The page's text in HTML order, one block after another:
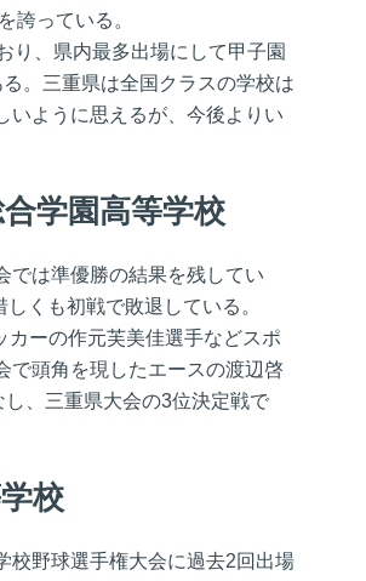
誇っている。
り、県内最多出場にして甲子園
。三重県は全国クラスの学校は
いように思えるが、今後よりい
学園高等学校
では準優勝の結果を残してい
くも初戦で敗退している。
ーの作元芙美佳選手などスポ
で頭角を現したエースの渡辺啓
、三重県大会の3位決定戦で
校
校野球選手権大会に過去2回出場